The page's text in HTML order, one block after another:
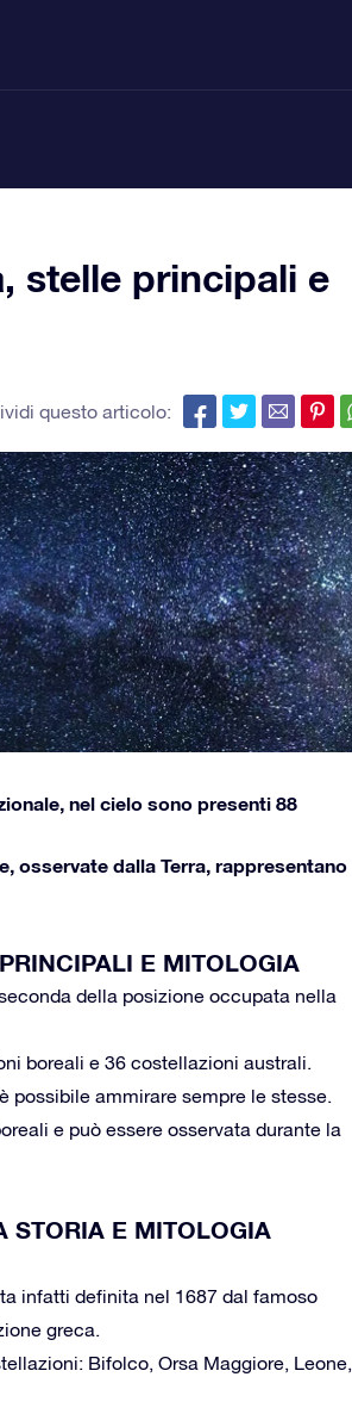
stelle principali e
questo articolo:
nel cielo sono presenti 88
osservate dalla Terra, rappresentano
E MITOLOGIA
della posizione occupata nella
boreali e 36 costellazioni australi.
possibile ammirare sempre le stesse.
e può essere osservata durante la
STORIA E MITOLOGIA
infatti definita nel 1687 dal famoso
greca.
Bifolco, Orsa Maggiore, Leone,